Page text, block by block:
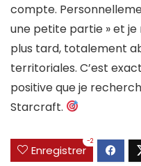
compte.
une petite partie » et
plus tard, totalement
territoriales. C’est
positive que je
Starcraft.
Enregistrer
-2